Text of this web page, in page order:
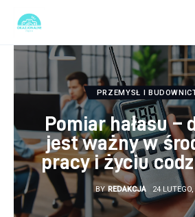
Turystyka
Lifestyle
Dom i ogród
Uroda
PRZEMYSŁ I
Pomiar hałasu –
jest ważny w
pracy i życiu
BY REDAKCJA 24